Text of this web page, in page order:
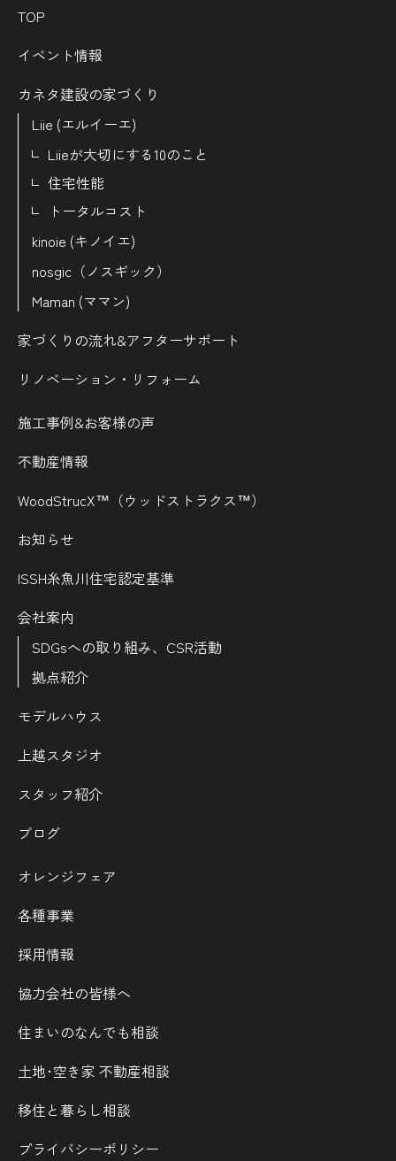
TOP
イベント情報
カネタ建設の家づくり
Liie (エルイーエ)
Liieが大切にする10のこと
住宅性能
トータルコスト
kinoie (キノイエ)
nosgic（ノスギック）
Maman (ママン)
家づくりの流れ&アフターサポート
リノベーション・リフォーム
施工事例&お客様の声
不動産情報
WoodStrucX™（ウッドストラクス™）
お知らせ
ISSH糸魚川住宅認定基準
会社案内
SDGsへの取り組み、CSR活動
拠点紹介
モデルハウス
上越スタジオ
スタッフ紹介
ブログ
オレンジフェア
各種事業
採用情報
協力会社の皆様へ
住まいのなんでも相談
土地･空き家 不動産相談
移住と暮らし相談
プライバシーポリシー